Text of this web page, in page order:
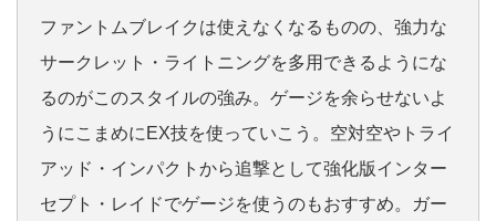
ファントムブレイクは使えなくなるものの、強力な
サークレット・ライトニングを多用できるようにな
るのがこのスタイルの強み。ゲージを余らせないよ
うにこまめにEX技を使っていこう。空対空やトライ
アッド・インパクトから追撃として強化版インター
セプト・レイドでゲージを使うのもおすすめ。ガー